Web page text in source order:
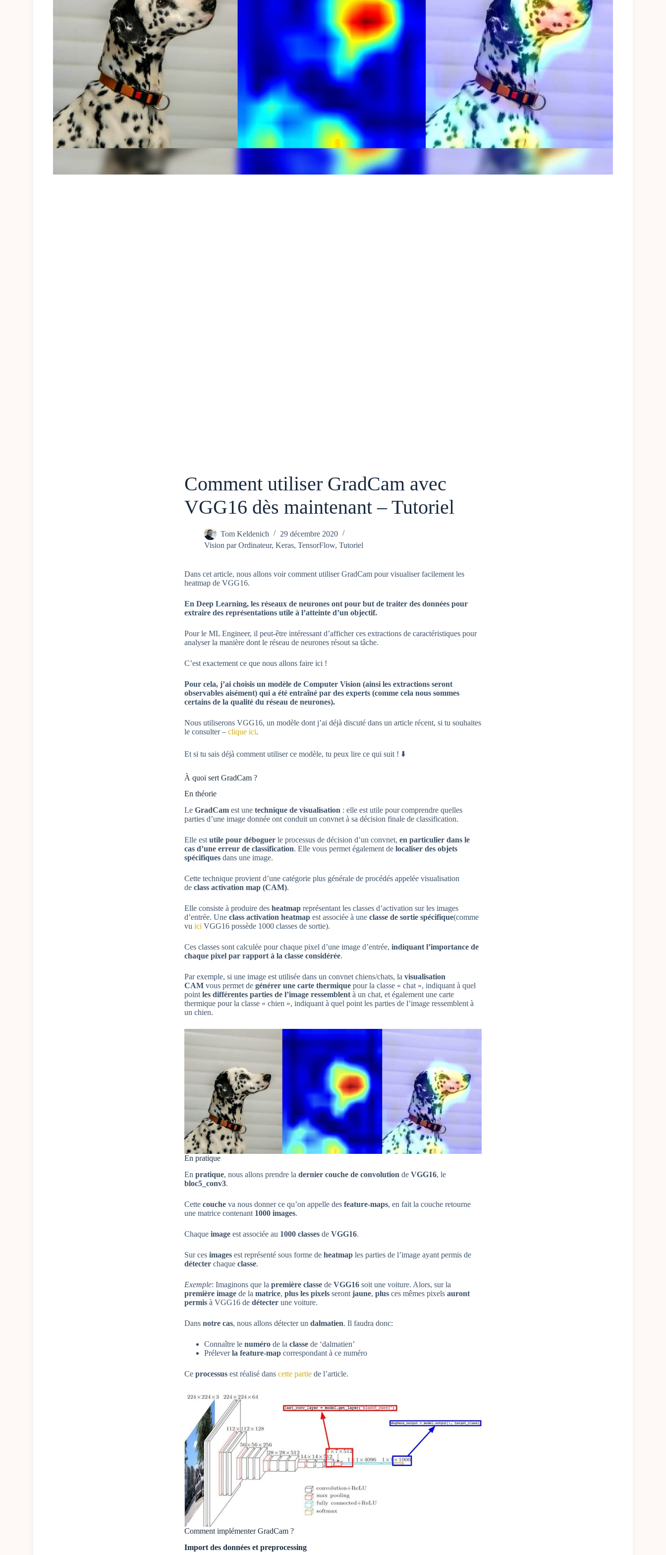
Comment utiliser GradCam avec
VGG16 dès maintenant – Tutoriel
Tom Keldenich
29 décembre 2020
Vision par Ordinateur, Keras, TensorFlow, Tutoriel
Dans cet article, nous allons voir comment utiliser GradCam pour visualiser facilement les
heatmap de VGG16.
En Deep Learning, les réseaux de neurones ont pour but de traiter des données pour
extraire des représentations utile à l’atteinte d’un objectif.
Pour le ML Engineer, il peut-être intéressant d’afficher ces extractions de caractéristiques pour
analyser la manière dont le réseau de neurones résout sa tâche.
C’est exactement ce que nous allons faire ici !
Pour cela, j’ai choisis un modèle de Computer Vision (ainsi les extractions seront
observables aisément) qui a été entraîné par des experts (comme cela nous sommes
certains de la qualité du réseau de neurones).
Nous utiliserons VGG16, un modèle dont j’ai déjà discuté dans un article récent, si tu souhaites
le consulter – clique ici.
Et si tu sais déjà comment utiliser ce modèle, tu peux lire ce qui suit ! ⬇️
À quoi sert GradCam ?
En théorie
Le GradCam est une technique de visualisation : elle est utile pour comprendre quelles
parties d’une image donnée ont conduit un convnet à sa décision finale de classification.
Elle est utile pour déboguer le processus de décision d’un convnet, en particulier dans le
cas d’une erreur de classification. Elle vous permet également de localiser des objets
spécifiques dans une image.
Cette technique provient d’une catégorie plus générale de procédés appelée visualisation
de class activation map (CAM).
Elle consiste à produire des heatmap représentant les classes d’activation sur les images
d’entrée. Une class activation heatmap est associée à une classe de sortie spécifique(comme
vu ici VGG16 possède 1000 classes de sortie).
Ces classes sont calculée pour chaque pixel d’une image d’entrée, indiquant l’importance de
chaque pixel par rapport à la classe considérée.
Par exemple, si une image est utilisée dans un convnet chiens/chats, la visualisation
CAM vous permet de générer une carte thermique pour la classe « chat », indiquant à quel
point les différentes parties de l’image ressemblent à un chat, et également une carte
thermique pour la classe « chien », indiquant à quel point les parties de l’image ressemblent à
un chien.
En pratique
En pratique, nous allons prendre la dernier couche de convolution de VGG16, le
bloc5_conv3.
Cette couche va nous donner ce qu’on appelle des feature-maps, en fait la couche retourne
une matrice contenant 1000 images.
Chaque image est associée au 1000 classes de VGG16.
Sur ces images est représenté sous forme de heatmap les parties de l’image ayant permis de
détecter chaque classe.
Exemple: Imaginons que la première classe de VGG16 soit une voiture. Alors, sur la
première image de la matrice, plus les pixels seront jaune, plus ces mêmes pixels auront
permis à VGG16 de détecter une voiture.
Dans notre cas, nous allons détecter un dalmatien. Il faudra donc:
Connaître le numéro de la classe de ‘dalmatien’
Préleverla feature-map correspondant à ce numéro
Ce processus est réalisé dans cette partie de l’article.
Comment implémenter GradCam ?
Import des données et preprocessing